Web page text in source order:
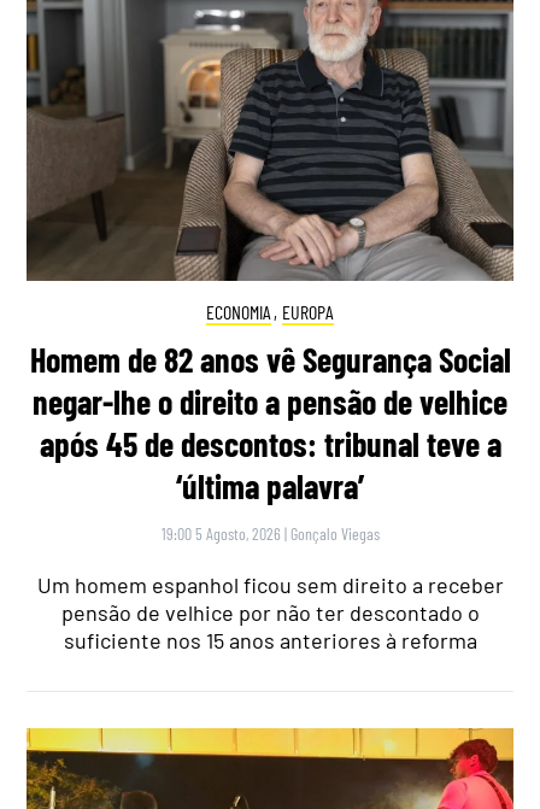
ECONOMIA , EUROPA
Homem de 82 anos vê Segurança Social
negar-lhe o direito a pensão de velhice
após 45 de descontos: tribunal teve a
‘última palavra’
19:00 5 Agosto, 2026 | Gonçalo Viegas
Um homem espanhol ficou sem direito a receber
pensão de velhice por não ter descontado o
suficiente nos 15 anos anteriores à reforma